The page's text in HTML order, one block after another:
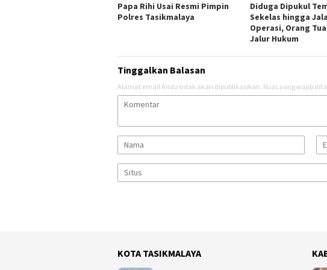
Papa Rihi Usai Resmi Pimpin
Polres Tasikmalaya
Diduga Dipukul
Sekelas hingga
Operasi, Orang
Jalur Hukum
Tinggalkan Balasan
Alamat email Anda tidak akan dipublikasikan. Ruas yang wajib
KOTA TASIKMALAYA